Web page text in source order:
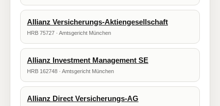
Allianz Versicherungs-Aktiengesellschaft
HRB 75727 · Amtsgericht München
Allianz Investment Management SE
HRB 162748 · Amtsgericht München
Allianz Direct Versicherungs-AG